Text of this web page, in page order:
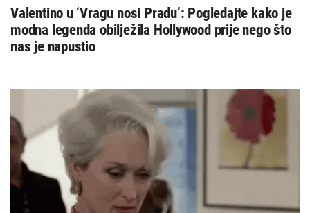
Valentino u ‘Vragu nosi Pradu’: Pogledajte kako je
modna legenda obilježila Hollywood prije nego što
nas je napustio